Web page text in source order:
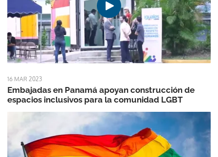
16 MAR 2023
Embajadas en Panamá apoyan construcción de
espacios inclusivos para la comunidad LGBT